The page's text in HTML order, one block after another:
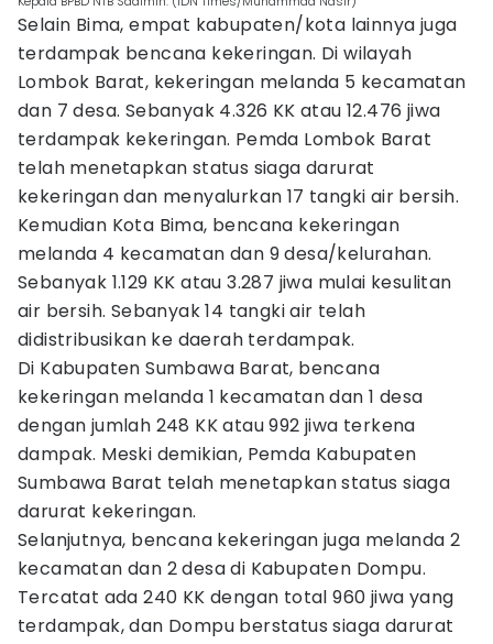
Selain Bima, empat kabupaten/kota lainnya juga
terdampak bencana kekeringan. Di wilayah
Lombok Barat, kekeringan melanda 5 kecamatan
dan 7 desa. Sebanyak 4.326 KK atau 12.476 jiwa
terdampak kekeringan. Pemda Lombok Barat
telah menetapkan status siaga darurat
kekeringan dan menyalurkan 17 tangki air bersih.
Kemudian Kota Bima, bencana kekeringan
melanda 4 kecamatan dan 9 desa/kelurahan.
Sebanyak 1.129 KK atau 3.287 jiwa mulai kesulitan
air bersih. Sebanyak 14 tangki air telah
didistribusikan ke daerah terdampak.
Di Kabupaten Sumbawa Barat, bencana
kekeringan melanda 1 kecamatan dan 1 desa
dengan jumlah 248 KK atau 992 jiwa terkena
dampak. Meski demikian, Pemda Kabupaten
Sumbawa Barat telah menetapkan status siaga
darurat kekeringan.
Selanjutnya, bencana kekeringan juga melanda 2
kecamatan dan 2 desa di Kabupaten Dompu.
Tercatat ada 240 KK dengan total 960 jiwa yang
terdampak, dan Dompu berstatus siaga darurat